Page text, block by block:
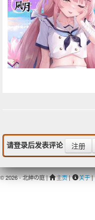
请登录后发表评论 注册
© 2026 - 北紳の庭 | 主页| 关于|